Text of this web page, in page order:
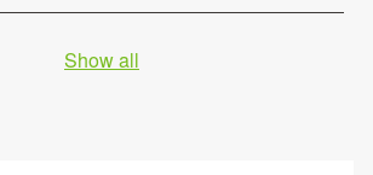
Show all